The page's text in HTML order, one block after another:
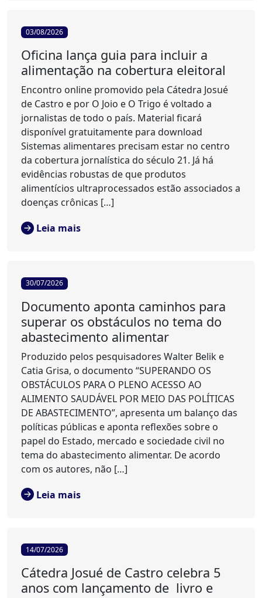
03/08/2026
Oficina lança guia para incluir a
alimentação na cobertura eleitoral
Encontro online promovido pela Cátedra Josué
de Castro e por O Joio e O Trigo é voltado a
jornalistas de todo o país. Material ficará
disponível gratuitamente para download
Sistemas alimentares precisam estar no centro
da cobertura jornalística do século 21. Já há
evidências robustas de que produtos
alimentícios ultraprocessados estão associados a
doenças crônicas […]
Leia mais
30/07/2026
Documento aponta caminhos para
superar os obstáculos no tema do
abastecimento alimentar
Produzido pelos pesquisadores Walter Belik e
Catia Grisa, o documento “SUPERANDO OS
OBSTÁCULOS PARA O PLENO ACESSO AO
ALIMENTO SAUDÁVEL POR MEIO DAS POLÍTICAS
DE ABASTECIMENTO”, apresenta um balanço das
políticas públicas e aponta reflexões sobre o
papel do Estado, mercado e sociedade civil no
tema do abastecimento alimentar. De acordo
com os autores, não […]
Leia mais
14/07/2026
Cátedra Josué de Castro celebra 5
anos com lançamento de livro e